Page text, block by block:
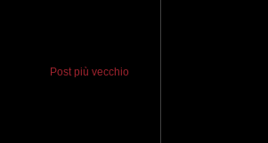
Post più vecchio